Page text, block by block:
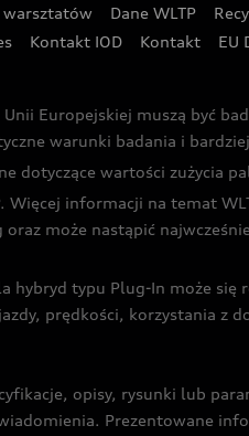
Dane WLTP
Kontakt IOD Kontakt EU
Europejskiej muszą być
warunki badania i
dotyczące wartości zużycia
Więcej informacji na temat
oraz może nastąpić
typu Plug-In może
prędkości, korzystania
opisy, rysunki lub
Prezentowane